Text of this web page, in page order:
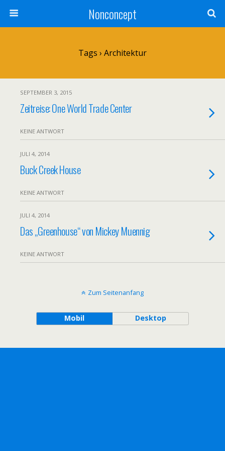
Nonconcept
Tags › Architektur
SEPTEMBER 3, 2015
Zeitreise: One World Trade Center
KEINE ANTWORT
JULI 4, 2014
Buck Creek House
KEINE ANTWORT
JULI 4, 2014
Das „Greenhouse“ von Mickey Muennig
KEINE ANTWORT
Zum Seitenanfang
Mobil Desktop